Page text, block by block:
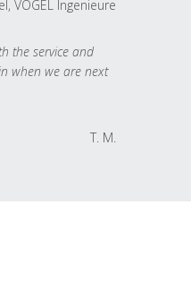
VOGEL Ingenieure
the service and
when we are next
T. M.